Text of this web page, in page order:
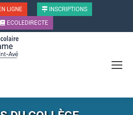
LIGNE
INSCRIPTIONS
ECOLEDIRECTE